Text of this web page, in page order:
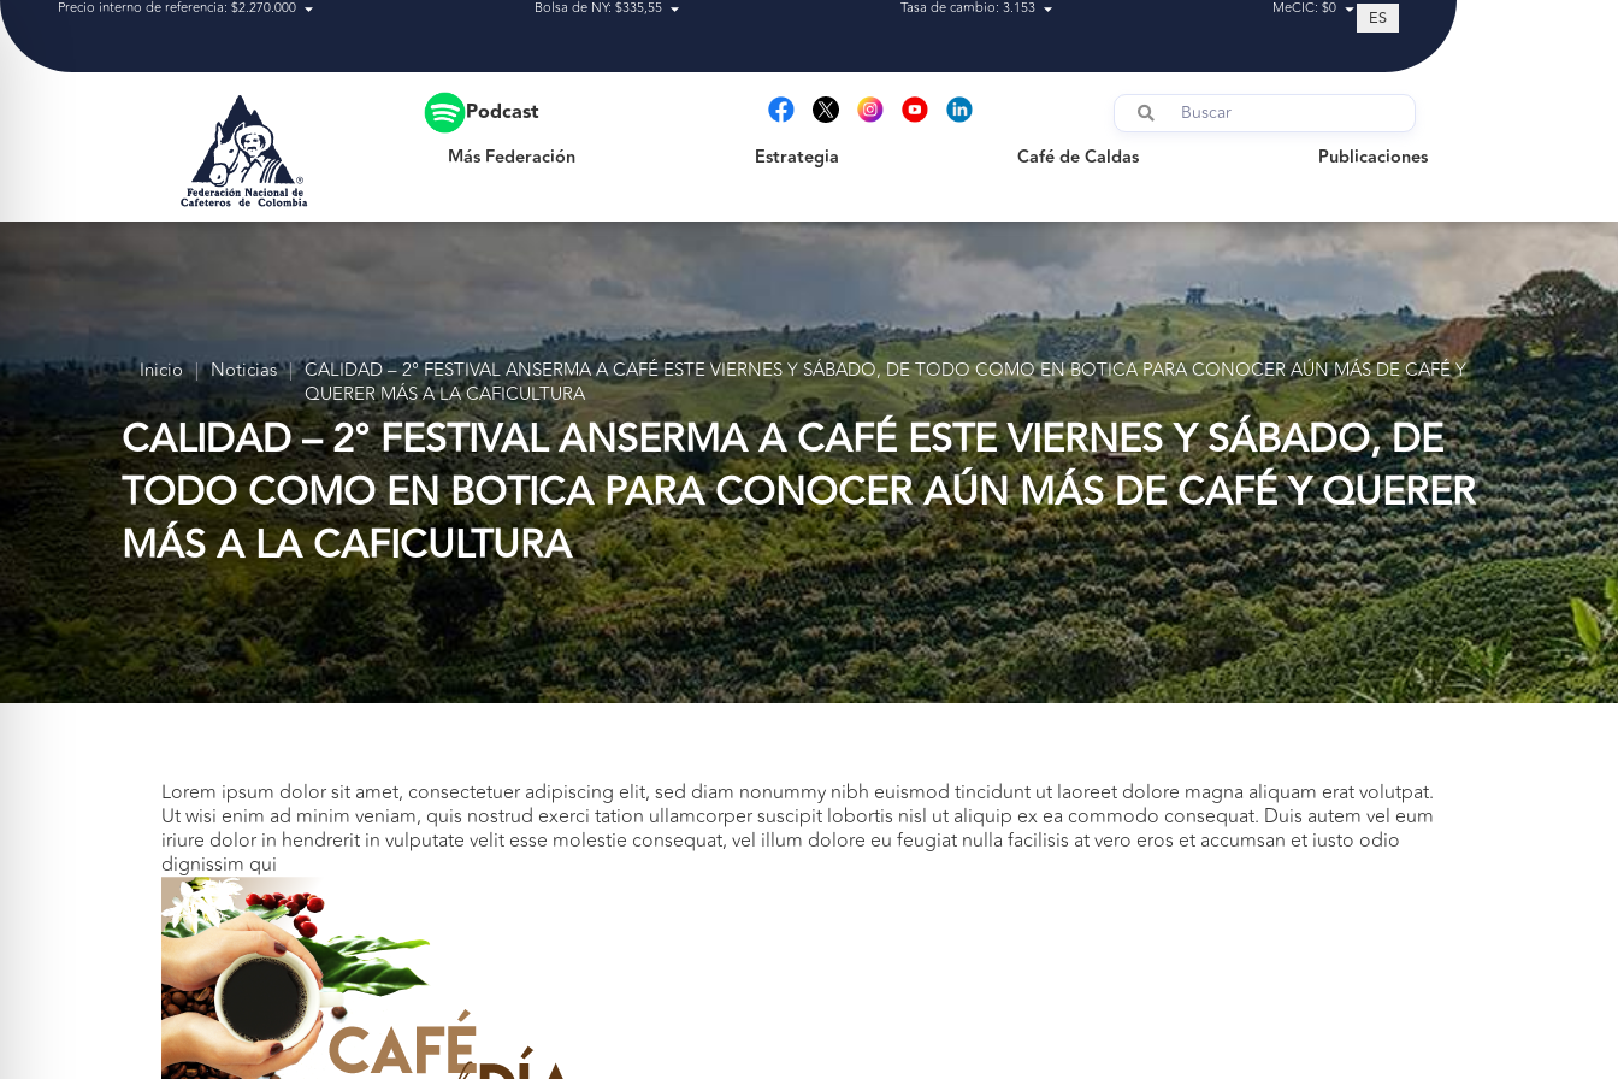
Precio interno de referencia: $2.270.000 Bolsa de NY: $335,55 Tasa de cambio: 3.153 MeCIC: $0 ES
Podcast
Más Federación Estrategia Café de Caldas Publicaciones
Publicaciones
Inicio | Noticias | CALIDAD – 2° FESTIVAL ANSERMA A CAFÉ ESTE VIERNES Y SÁBADO, DE TODO COMO EN BOTICA PARA CONOCER AÚN MÁS DE CAFÉ Y
QUERER MÁS A LA CAFICULTURA
CALIDAD – 2° FESTIVAL ANSERMA A CAFÉ ESTE VIERNES Y SÁBADO, DE
TODO COMO EN BOTICA PARA CONOCER AÚN MÁS DE CAFÉ Y QUERER
MÁS A LA CAFICULTURA
Lorem ipsum dolor sit amet, consectetuer adipiscing elit, sed diam nonummy nibh euismod tincidunt ut laoreet dolore magna aliquam erat volutpat.
Ut wisi enim ad minim veniam, quis nostrud exerci tation ullamcorper suscipit lobortis nisl ut aliquip ex ea commodo consequat. Duis autem vel eum
iriure dolor in hendrerit in vulputate velit esse molestie consequat, vel illum dolore eu feugiat nulla facilisis at vero eros et accumsan et iusto odio
dignissim qui